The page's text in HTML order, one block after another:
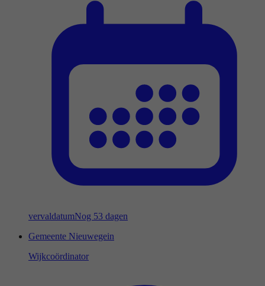
vervaldatumNog 53 dagen
Gemeente Nieuwegein
Wijkcoördinator